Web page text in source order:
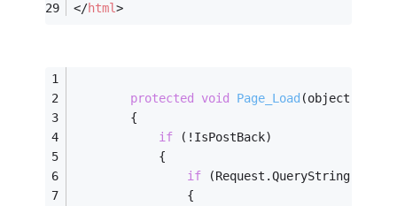
</html>
protected void Page_Load (object
        {
if (!IsPostBack)
            {
if (Request.QueryString[
                {